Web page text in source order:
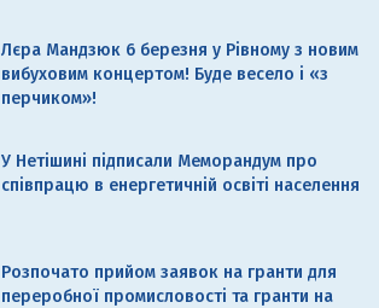
Лєра Мандзюк 6 березня у Рівному з новим
вибуховим концертом! Буде весело і «з
перчиком»!
У Нетішині підписали Меморандум про
співпрацю в енергетичній освіті населення
Розпочато прийом заявок на гранти для
переробної промисловості та гранти на